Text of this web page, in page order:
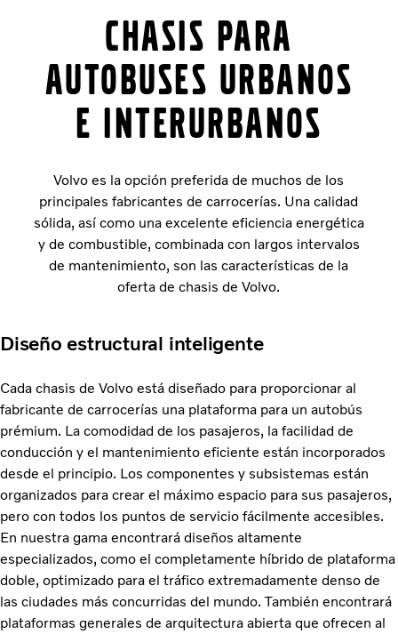
Chasis para
autobuses urbanos
e interurbanos
Volvo es la opción preferida de muchos de los
principales fabricantes de carrocerías. Una calidad
sólida, así como una excelente eficiencia energética
y de combustible, combinada con largos intervalos
de mantenimiento, son las características de la
oferta de chasis de Volvo.
Diseño estructural inteligente
Cada chasis de Volvo está diseñado para proporcionar al
fabricante de carrocerías una plataforma para un autobús
prémium. La comodidad de los pasajeros, la facilidad de
conducción y el mantenimiento eficiente están incorporados
desde el principio. Los componentes y subsistemas están
organizados para crear el máximo espacio para sus pasajeros,
pero con todos los puntos de servicio fácilmente accesibles.
En nuestra gama encontrará diseños altamente
especializados, como el completamente híbrido de plataforma
doble, optimizado para el tráfico extremadamente denso de
las ciudades más concurridas del mundo. También encontrará
plataformas generales de arquitectura abierta que ofrecen al